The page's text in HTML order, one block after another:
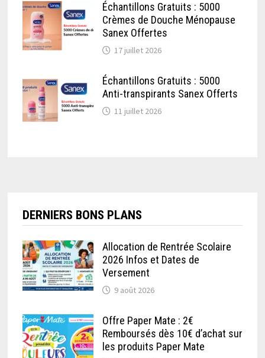
Échantillons Gratuits : 5000
Crèmes de Douche Ménopause
Sanex Offertes
17 juillet 2026
Échantillons Gratuits : 5000
Anti-transpirants Sanex Offerts
11 juillet 2026
DERNIERS BONS PLANS
Allocation de Rentrée Scolaire
2026 Infos et Dates de
Versement
9 août 2026
Offre Paper Mate : 2€
Remboursés dès 10€ d’achat sur
les produits Paper Mate